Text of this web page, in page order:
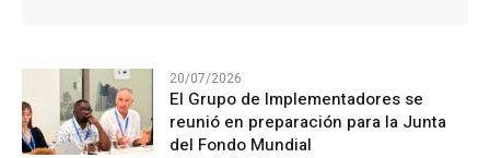
20/07/2026
El Grupo de Implementadores se
reunió en preparación para la Junta
del Fondo Mundial